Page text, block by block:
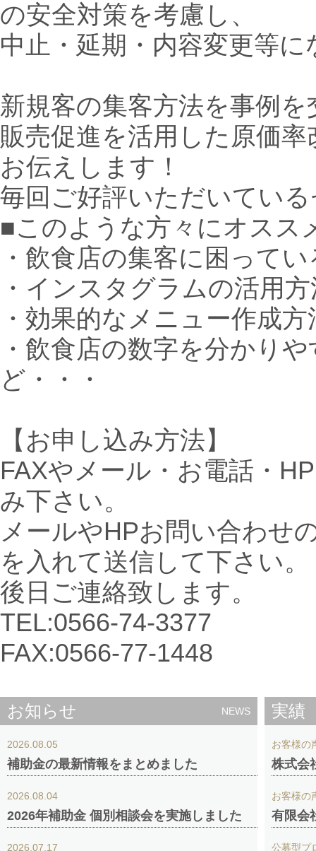
の安全対策を考慮し、
中止・延期・内容変更等
新規客の集客方法を事例
販売促進を活用した原価
お伝えします！
毎回ご好評いただいてい
■このような方々にオスス
・飲食店の集客に困って
・インスタグラムの活用
・効果的なメニュー作成
・飲食店の数字を分かり
ど・・・
【お申し込み方法】
FAXやメール・お電話・
み下さい。
メールやHPお問い合わせ
を入れて送信して下さい。
後日ご連絡致します。
TEL:0566-74-3377
FAX:0566-77-1448
お知らせ NEWS
2026.08.05
補助金の最新情報をまとめました
2026.08.04
2026年補助金 個別相談会を実施しました
2026.07.17
実績
お客様の
株式
お客様の
有限会
公募型プ